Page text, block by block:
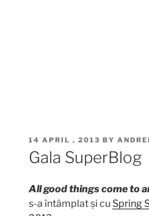
POSTED
ON
14 APRIL , 2013 BY
Gala SuperBlog
All good things come to
s-a întâmplat și cu Spring